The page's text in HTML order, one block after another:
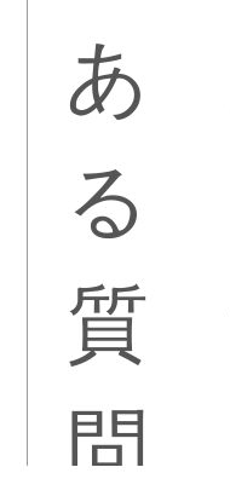
あ
る
質
問